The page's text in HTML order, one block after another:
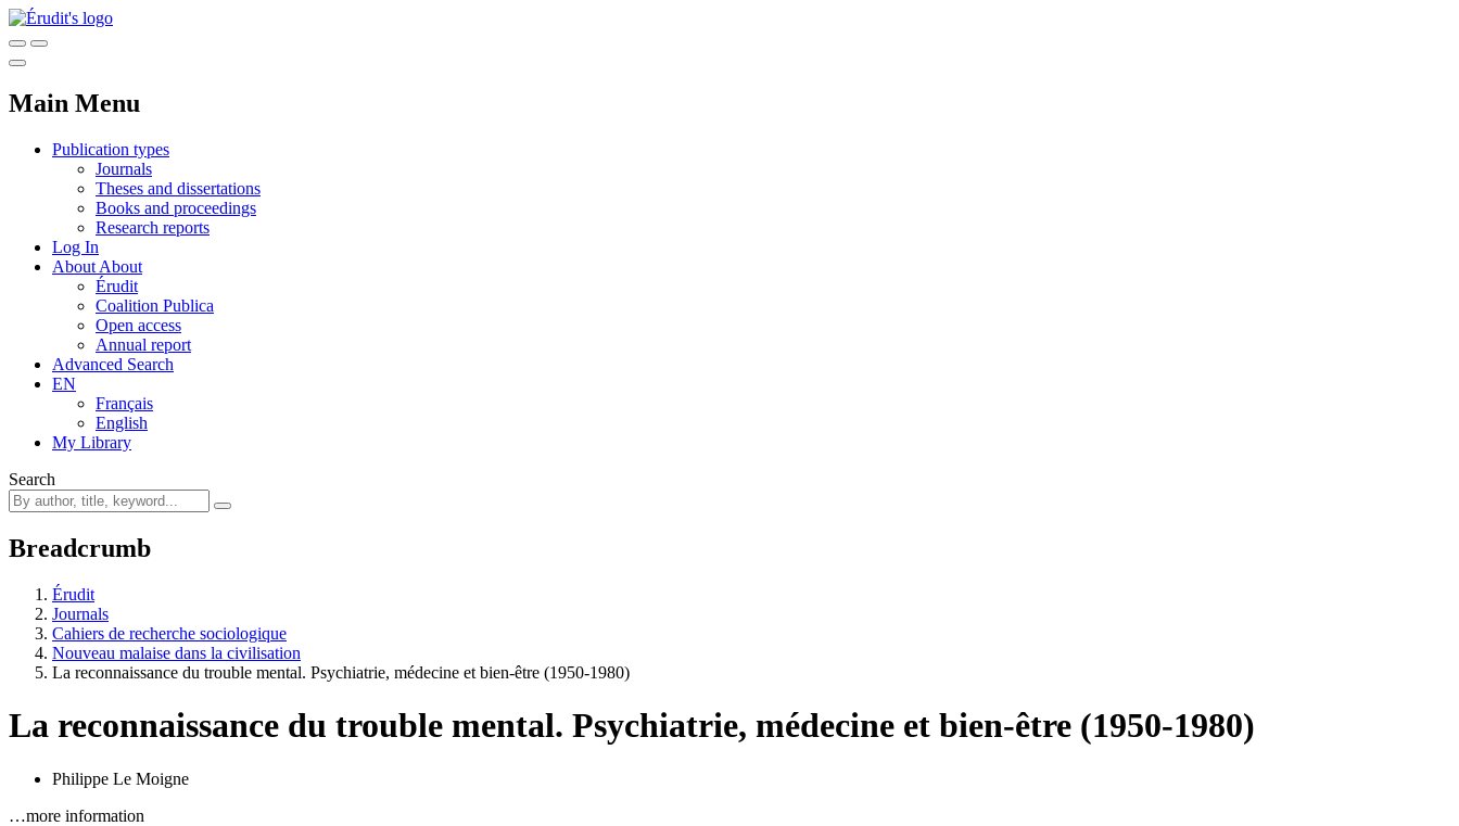
Main Menu
Publication types
Journals
Theses and dissertations
Books and proceedings
Research reports
Log In
About About
Érudit
Coalition Publica
Open access
Annual report
Advanced Search
EN
Français
English
My Library
Search
Breadcrumb
Érudit
Journals
Cahiers de recherche sociologique
Nouveau malaise dans la civilisation
La reconnaissance du trouble mental. Psychiatrie, médecine et bien-être (1950-1980)
La reconnaissance du trouble mental. Psychiatrie, médecine et bien-être (1950-1980)
Philippe Le Moigne
…more information